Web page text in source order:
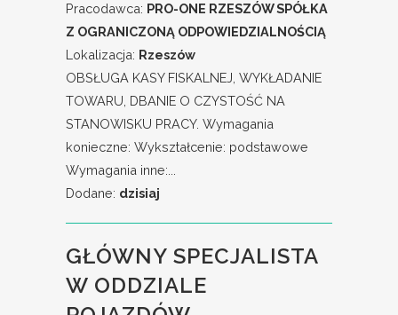
Pracodawca: PRO-ONE RZESZÓW SPÓŁKA
Z OGRANICZONĄ ODPOWIEDZIALNOŚCIĄ
Lokalizacja: Rzeszów
OBSŁUGA KASY FISKALNEJ, WYKŁADANIE
TOWARU, DBANIE O CZYSTOŚĆ NA
STANOWISKU PRACY. Wymagania
konieczne: Wykształcenie: podstawowe
Wymagania inne:...
Dodane: dzisiaj
GŁÓWNY SPECJALISTA
W ODDZIALE